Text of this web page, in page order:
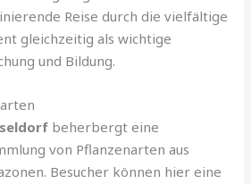
Reise durch die vielfältige
gleichzeitig als wichtige
und Bildung.
beherbergt eine
von Pflanzenarten aus
Besucher können hier eine